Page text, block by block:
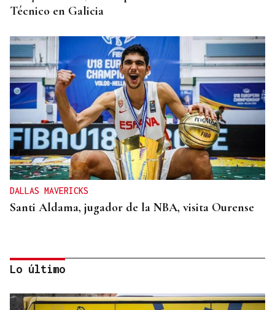
Técnico en Galicia
DALLAS MAVERICKS
Santi Aldama, jugador de la NBA, visita Ourense
Lo último